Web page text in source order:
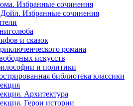
Избранные сочинения
Избранные сочинения
и сказок
романа
искусств
и политики
библиотека классики
Архитектура
Герои истории